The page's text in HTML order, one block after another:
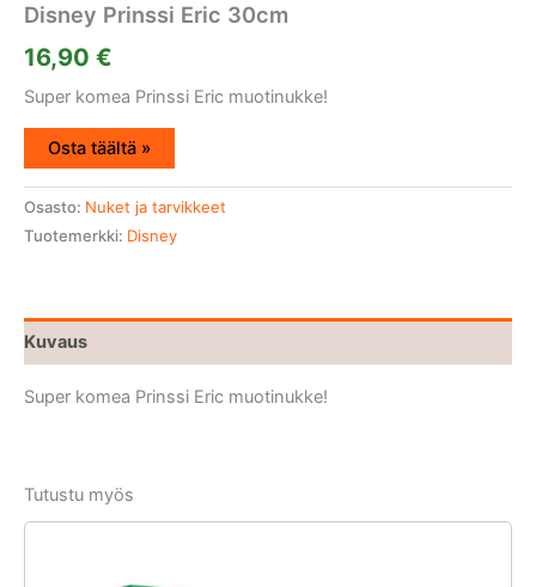
Disney Prinssi Eric 30cm
16,90 €
Super komea Prinssi Eric muotinukke!
Osta täältä »
Osasto: Nuket ja tarvikkeet
Tuotemerkki: Disney
Kuvaus
Super komea Prinssi Eric muotinukke!
Tutustu myös